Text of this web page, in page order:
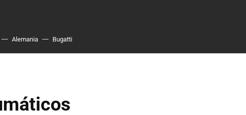
Alemania Bugatti